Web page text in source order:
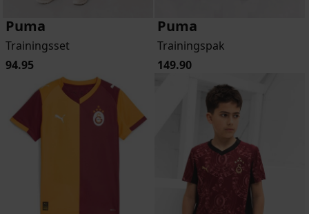
Puma
Trainingsset
94.95
Puma
Trainingspak
149.90